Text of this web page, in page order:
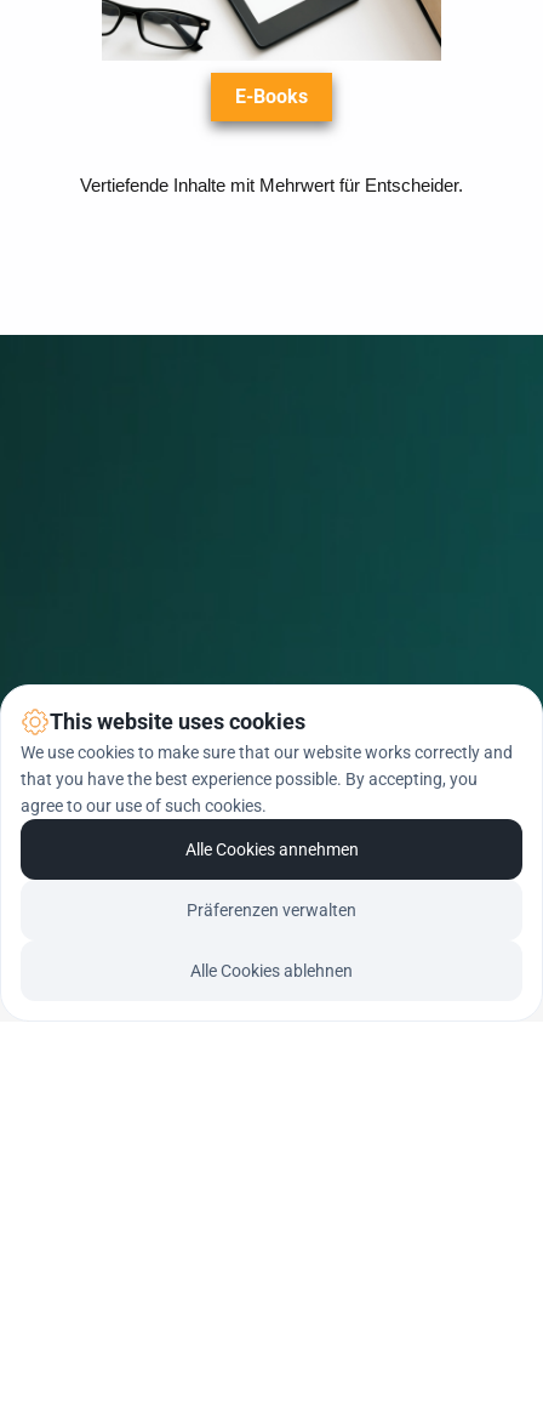
E-Books
Vertiefende Inhalte mit Mehrwert für Entscheider.
This website uses cookies
We use cookies to make sure that our website works correctly and
that you have the best experience possible. By accepting, you
agree to our use of such cookies.
Alle Cookies ablehnen
Präferenzen verwalten
Alle Cookies annehmen